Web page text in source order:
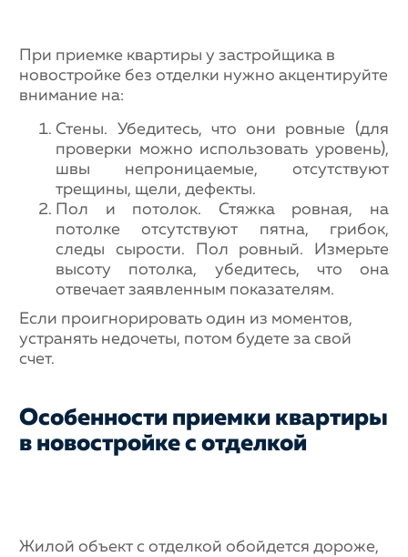
При приемке квартиры у застройщика в
новостройке без отделки нужно акцентируйте
внимание на:
Стены. Убедитесь, что они ровные (для
проверки можно использовать уровень),
швы непроницаемые, отсутствуют
трещины, щели, дефекты.
Пол и потолок. Стяжка ровная, на
потолке отсутствуют пятна, грибок,
следы сырости. Пол ровный. Измерьте
высоту потолка, убедитесь, что она
отвечает заявленным показателям.
Если проигнорировать один из моментов,
устранять недочеты, потом будете за свой
счет.
Особенности приемки квартиры
в новостройке с отделкой
Жилой объект с отделкой обойдется дороже,